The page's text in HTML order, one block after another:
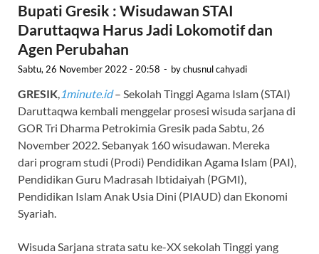
Bupati Gresik : Wisudawan STAI
Daruttaqwa Harus Jadi Lokomotif dan
Agen Perubahan
Sabtu, 26 November 2022 - 20:58 - bychusnul cahyadi
GRESIK 1minute.id– Sekolah Tinggi Agama Islam (STAI)
Daruttaqwa kembali menggelar prosesi wisuda sarjana di
GOR Tri Dharma Petrokimia Gresik pada Sabtu, 26
November 2022. Sebanyak 160 wisudawan. Mereka
dari program studi (Prodi) Pendidikan Agama Islam (PAI),
Pendidikan Guru Madrasah Ibtidaiyah (PGMI),
Pendidikan Islam Anak Usia Dini (PIAUD) dan Ekonomi
Syariah.
Wisuda Sarjana strata satu ke-XX sekolah Tinggi yang